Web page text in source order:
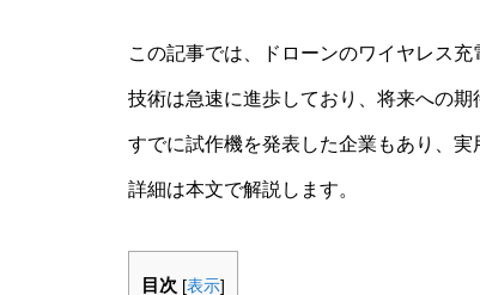
この記事では、ドローンのワイヤレス
技術は急速に進歩しており、将来への期
すでに試作機を発表した企業もあり、実
詳細は本文で解説します。
目次 [表示]